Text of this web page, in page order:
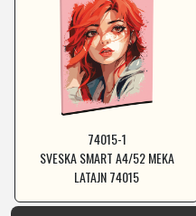
74015-1
SVESKA SMART A4/52 MEKA
LATAJN 74015